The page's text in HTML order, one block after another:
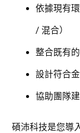
依據現有
/ 混合）
整合既有
設計符合
協助團隊
碩沛科技是您導